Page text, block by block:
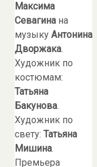
Максима
Севагина на
музыку Антонина
Дворжака.
Художник по
костюмам:
Татьяна
Бакунова.
Художник по
свету: Татьяна
Мишина.
Премьера